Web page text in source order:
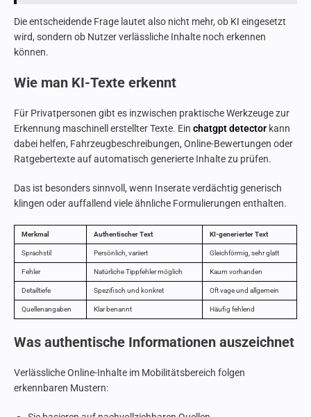
Die entscheidende Frage lautet also nicht mehr, ob KI eingesetzt
wird, sondern ob Nutzer verlässliche Inhalte noch erkennen
können.
Wie man KI-Texte erkennt
Für Privatpersonen gibt es inzwischen praktische Werkzeuge zur
Erkennung maschinell erstellter Texte. Ein chatgpt detector kann
dabei helfen, Fahrzeugbeschreibungen, Online-Bewertungen oder
Ratgebertexte auf automatisch generierte Inhalte zu prüfen.
Das ist besonders sinnvoll, wenn Inserate verdächtig generisch
klingen oder auffallend viele ähnliche Formulierungen enthalten.
Merkmal Authentischer Text KI-generierter Text
Sprachstil Persönlich, variiert Gleichförmig, sehr glatt
Fehler Natürliche Tippfehler möglich Kaum vorhanden
Detailtiefe Spezifisch und konkret Oft vage und allgemein
Quellenangaben Klar benannt Häufig fehlend
Was authentische Informationen auszeichnet
Verlässliche Online-Inhalte im Mobilitätsbereich folgen
erkennbaren Mustern: